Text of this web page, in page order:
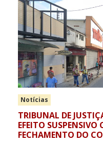
Notícias
TRIBUNAL DE
EFEITO SUSPENSIVO
FECHAMENTO DO